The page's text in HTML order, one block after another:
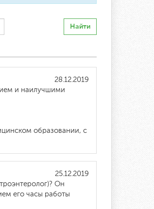
Найти
28.12.2019
и наилучшими
образовании, с
25.12.2019
Он
его часы работы